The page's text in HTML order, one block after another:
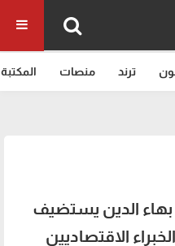
ترند منصات المكتبة
بهاء الدين يستضيف
الاقتصاديين